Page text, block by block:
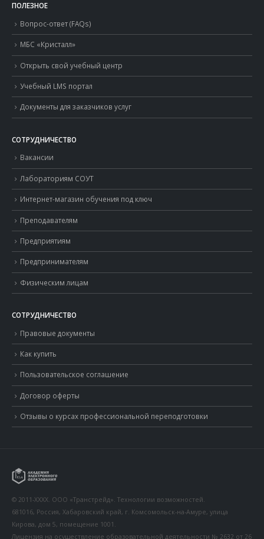
ПОЛЕЗНОЕ
Вопрос-ответ (FAQs)
МБС «Кристалл»
Открыть свой учебный центр
Учебный LMS портал
Документы для заказчиков услуг
СОТРУДНИЧЕСТВО
Вакансии
Лабораториям СОУТ
Интернет-магазин обучения под ключ
Преподавателям
Предприятиям
Предпринимателям
Физическим лицам
СОТРУДНИЧЕСТВО
Правовые документы
Как купить
Пользовательское соглашение
Договор оферты
Отзывы о курсах профессиональной переподготовки
© 2011-XXXX. ООО «Транстрейд». Технологии возможностей.
681016, Россия, Хабаровский край, г. Комсомольск-на-Амуре, улица
Кирова, дом 5, помещение 1001.
Лицензия на осуществление образовательной деятельности № 2632 от 26